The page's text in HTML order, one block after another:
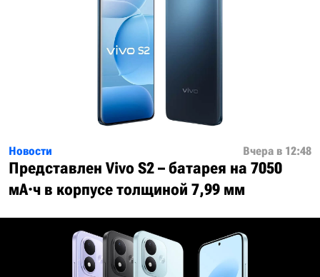
Новости Вчера в 12:48
Представлен Vivo S2 – батарея на 7050
мА·ч в корпусе толщиной 7,99 мм